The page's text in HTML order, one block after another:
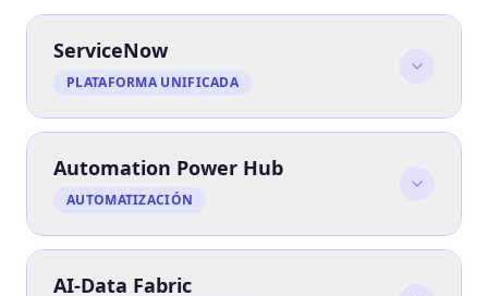
ServiceNow
PLATAFORMA UNIFICADA
Automation Power Hub
AUTOMATIZACIÓN
AI-Data Fabric